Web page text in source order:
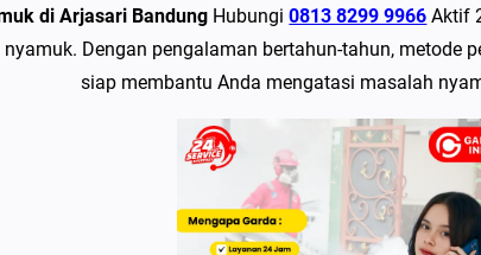
di Arjasari Bandung Hubungi0813 8299 9966 Aktif
Dengan pengalaman bertahun-tahun, metode
siap membantu Anda mengatasi masalah